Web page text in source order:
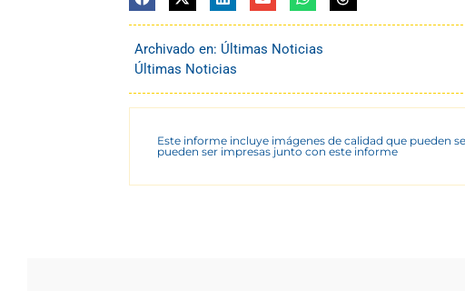
Archivado en: Últimas Noticias
Últimas Noticias
Este informe incluye imágenes de calidad que pueden
pueden ser impresas junto con este informe